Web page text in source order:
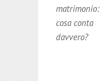
matrimonio:
cosa conta
davvero?